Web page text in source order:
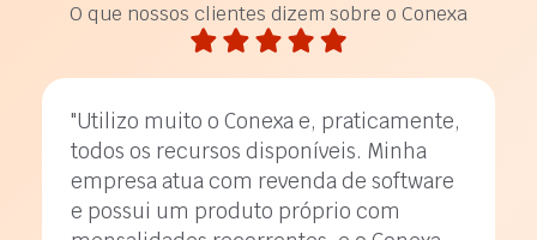
O que nossos clientes dizem sobre o Conexa
"Utilizo muito o Conexa e, praticamente,
todos os recursos disponíveis. Minha
empresa atua com revenda de software
e possui um produto próprio com